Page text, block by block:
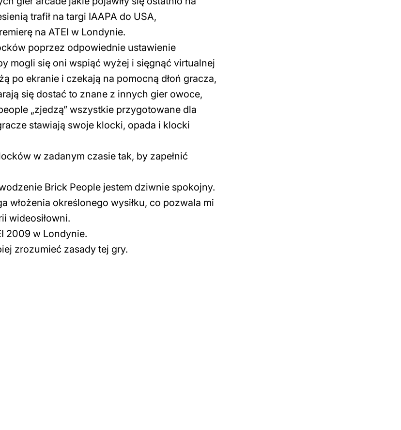
trafił na targi IAAPA do USA,
na ATEI w Londynie.
poprzez odpowiednie ustawienie
mogli się oni wspiąć wyżej i sięgnąć virtualnej
po ekranie i czekają na pomocną dłoń gracza,
się dostać to znane z innych gier owoce,
„zjedzą” wszystkie przygotowane dla
stawiają swoje klocki, opada i klocki
w zadanym czasie tak, by zapełnić
Brick People jestem dziwnie spokojny.
włożenia określonego wysiłku, co pozwala mi
wideosiłowni.
2009 w Londynie.
zrozumieć zasady tej gry.